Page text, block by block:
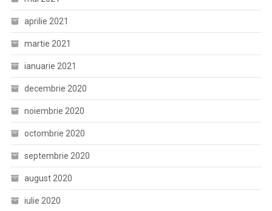
aprilie 2021
martie 2021
ianuarie 2021
decembrie 2020
noiembrie 2020
octombrie 2020
septembrie 2020
august 2020
iulie 2020